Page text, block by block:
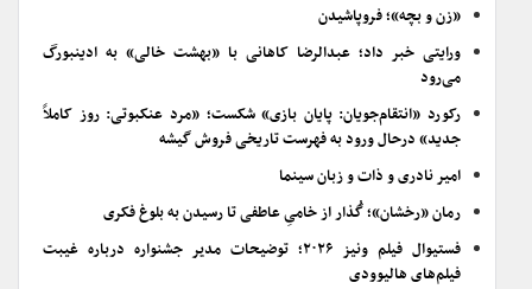
«زن و بچه»؛ فروپاشیدن
ورایتی خبر داد؛ عبدالرضا کاهانی با «بهشت خالی» به ادینبورگ
می‌رود
رکورد «انتقام‌جویان: پایان بازی» شکست؛ «مرد عنکبوتی: روز کاملاً
جدید» درحال ورود به فهرست تاریخی فروش گیشه
امیر نادری و ذات و زبان سینما
رمان «رخشان»؛ گُذار از خامیِ عاطفی تا رسیدن به بلوغ فکری
فستیوال فیلم ونیز ۲۰۲۶؛ توضیحات مدیر جشنواره درباره غیبت
فیلم‌های هالیوودی